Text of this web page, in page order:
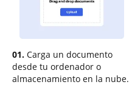
01. Carga un documento
desde tu ordenador o
almacenamiento en la nube.